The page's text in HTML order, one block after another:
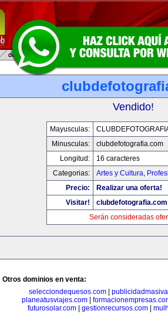
Vendido!
Mayusculas:
Minusculas:
clubdefotografia.com
Longitud:
16 caracteres
Categorias:
Artes y Cultura,
Precio:
Realizar una oferta!
Visitar!
clubdefotografia.com
Serán consideradas
Otros dominios en venta:
selecciondequesos.com
planeatusviajes.com
futurosolar.com| gestionrecursos.com|